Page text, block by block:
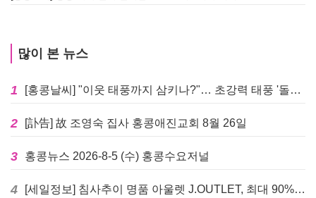
많이 본 뉴스
1 [홍콩날씨] "이웃 태풍까지 삼키나?"… 초강력 태풍 '돌핀' 세력 재확장
2 [訃告] 故 조영숙 집사 홍콩애진교회 8월 26일
3 홍콩뉴스 2026-8-5 (수) 홍콩수요저널
4 [세일정보] 침사추이 명품 아울렛 J.OUTLET, 최대 90% 빅 세일 진행